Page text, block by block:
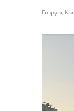
Γιώργος